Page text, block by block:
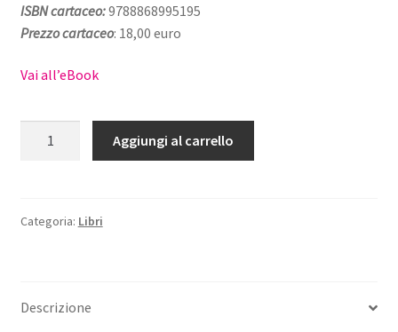
ISBN cartaceo:9788868995195
Prezzo cartaceo: 18,00 euro
Vai all’eBook
puoi
Aggiungi al carrello
Categoria: Libri
Descrizione